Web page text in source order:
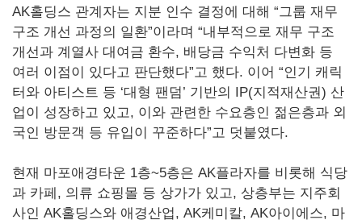
AK홀딩스 관계자는 지분 인수 결정에 대해 “그룹 재무
구조 개선 과정의 일환”이라며 “내부적으로 재무 구조
개선과 계열사 대여금 환수, 배당금 수익처 다변화 등
여러 이점이 있다고 판단했다”고 했다. 이어 “인기 캐릭
터와 아티스트 등 ‘대형 팬덤’ 기반의 IP(지적재산권) 산
업이 성장하고 있고, 이와 관련한 수요층인 젊은층과 외
국인 방문객 등 유입이 꾸준하다”고 덧붙였다.
현재 마포애경타운 1층~5층은 AK플라자를 비롯해 식당
과 카페, 의류 쇼핑몰 등 상가가 있고, 상층부는 지주회
사인 AK홀딩스와 애경산업, AK케미칼, AK아이에스, 마